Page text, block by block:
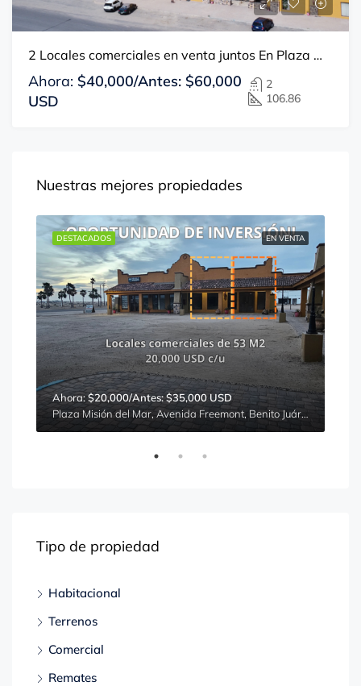
2 Locales comerciales en venta juntos En Plaza Misión del Mar
Ahora: $40,000/Antes: $60,000
USD
2
106.86
Nuestras mejores propiedades
EN VENTA
DESTACADOS
Ahora:$20,000/Antes: $35,000 USD
Plaza Misión del Mar, Avenida Freemont, Benito Juárez, Puerto Peñasco, Sonora, 83550, México
Tipo de propiedad
Habitacional
Terrenos
Comercial
Remates